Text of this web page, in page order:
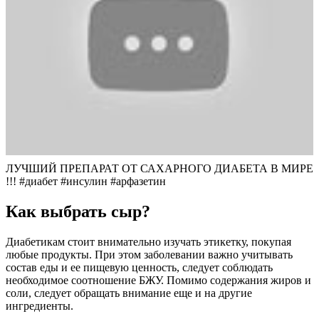
ЛУЧШИЙ ПРЕПАРАТ ОТ САХАРНОГО ДИАБЕТА В МИРЕ
!!! #диабет #инсулин #арфазетин
Как выбрать сыр?
Диабетикам стоит внимательно изучать этикетку, покупая
любые продукты. При этом заболевании важно учитывать
состав еды и ее пищевую ценность, следует соблюдать
необходимое соотношение БЖУ. Помимо содержания жиров и
соли, следует обращать внимание еще и на другие
ингредиенты.